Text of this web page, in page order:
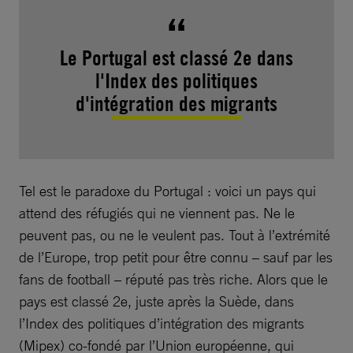
Le Portugal est classé 2e dans
l'Index des politiques
d'intégration des migrants
Tel est le paradoxe du Portugal : voici un pays qui
attend des réfugiés qui ne viennent pas. Ne le
peuvent pas, ou ne le veulent pas. Tout à l’extrémité
de l’Europe, trop petit pour être connu – sauf par les
fans de football – réputé pas très riche. Alors que le
pays est classé 2e, juste après la Suède, dans
l’Index des politiques d’intégration des migrants
(Mipex) co-fondé par l’Union européenne, qui